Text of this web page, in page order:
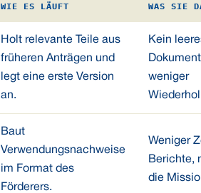
WIE ES LÄUFT WAS SIE
Holt relevante Teile aus
früheren Anträgen und
legt eine erste Version
an.
Kein
weniger
Baut
Verwendungsnachweise
im Format des
Förderers.
Weniger
Berichte,
die